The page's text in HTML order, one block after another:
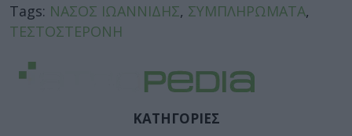
Tags: ΝΑΣΟΣ ΙΩΑΝΝΙΔΗΣ, ΣΥΜΠΛΗΡΩΜΑΤΑ,
ΤΕΣΤΟΣΤΕΡΟΝΗ
ΚΑΤΗΓΟΡΙΕΣ